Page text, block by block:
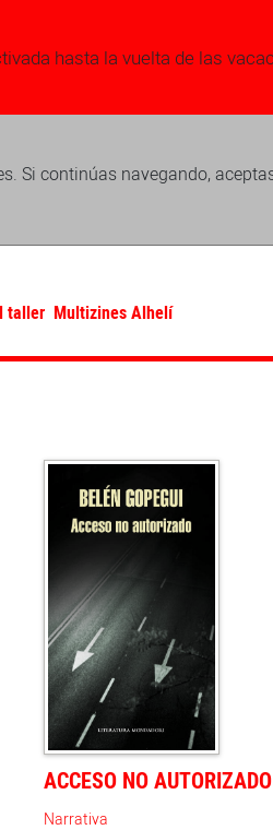
hasta la vuelta de las
Si continúas navegando,
taller Multizines Alhelí
ACCESO NO AUTORIZADO
Narrativa